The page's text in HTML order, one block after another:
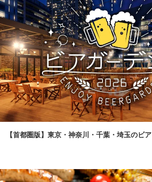
【首都圏版】東京・神奈川・千葉・埼玉のビ